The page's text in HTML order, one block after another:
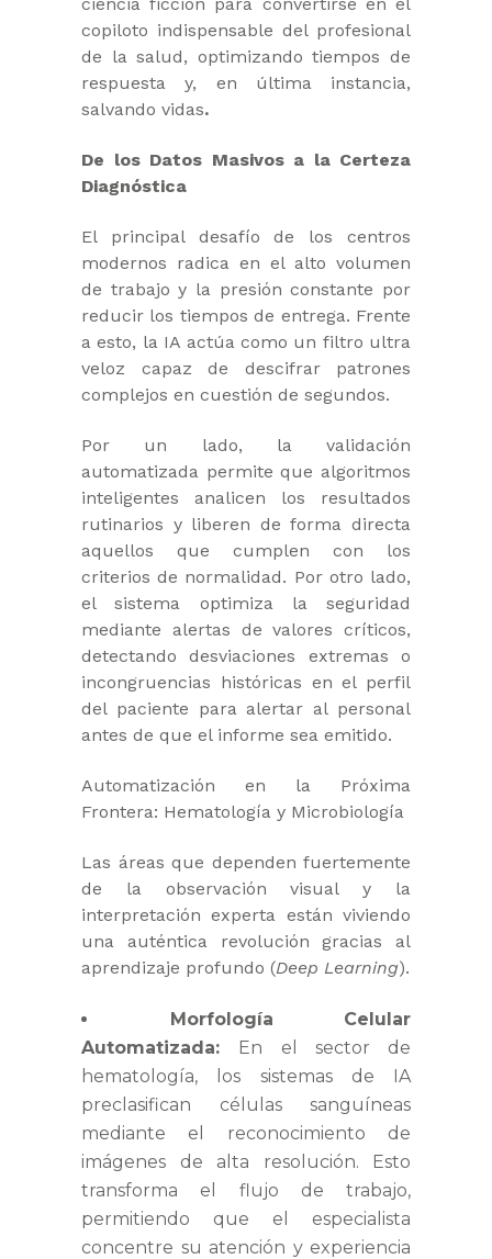
copiloto indispensable del profesional
de la salud, optimizando tiempos de
respuesta y, en última instancia,
salvando vidas.
De los Datos Masivos a la Certeza
Diagnóstica
El principal desafío de los centros
modernos radica en el alto volumen
de trabajo y la presión constante por
reducir los tiempos de entrega. Frente
a esto, la IA actúa como un filtro ultra
veloz capaz de descifrar patrones
complejos en cuestión de segundos.
Por un lado, la validación
automatizada permite que algoritmos
inteligentes analicen los resultados
rutinarios y liberen de forma directa
aquellos que cumplen con los
criterios de normalidad. Por otro lado,
el sistema optimiza la seguridad
mediante alertas de valores críticos,
detectando desviaciones extremas o
incongruencias históricas en el perfil
del paciente para alertar al personal
antes de que el informe sea emitido.
Automatización en la Próxima
Frontera: Hematología y Microbiología
Las áreas que dependen fuertemente
de la observación visual y la
interpretación experta están viviendo
una auténtica revolución gracias al
aprendizaje profundo (Deep Learning).
Morfología Celular
Automatizada: En el sector de
hematología, los sistemas de IA
preclasifican células sanguíneas
mediante el reconocimiento de
imágenes de alta resolución. Esto
transforma el flujo de trabajo,
permitiendo que el especialista
concentre su atención y experiencia